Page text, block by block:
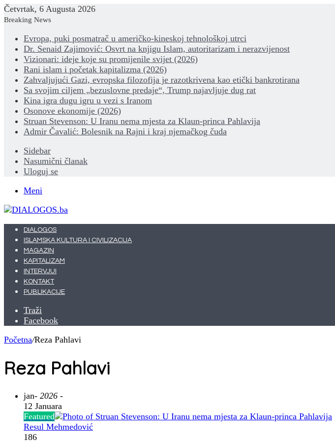
Četvrtak, 6 Augusta 2026
Breaking News
Evropa, puki posmatrač u američko-kineskoj tehnološkoj utrci
Dr. Senaid Zajimović: Osvrt na knjigu Islam, autoritarizam i nerazvijenost
Vizionari: ideje koje su promijenile svijet (2026)
Rani islam i početak kapitalizma (2026)
Zahvaljujući Gazi, evropska filozofija je razotkrivena kao etički bankrotirana
Sa svojim ciljem „bezuslovne predaje“, Trump najavljuje dug rat
Kina igra dugu igru u vezi s Iranom
Osonove ekonomije (2026)
Struan Stevenson: U Iranu nema mjesta za Klaun-princa Pahlavija
Admir Čavalić: Bolesnik na Rajni i kraj njemačkog čuda
Sidebar
Nasumični članak
Uloguj se
Meni
DIALOGOS
ISLAMSKA KULTURA I CIVILIZACIJA
MAGAZIN
KAPITALIZAM
INTERVJUI
KONTAKT
PUBLIKACIJE
Traži
Facebook
Početna/Reza Pahlavi
Reza Pahlavi
jan- 2026 -
12 Januara
Featured
Resul Mehmedović
186